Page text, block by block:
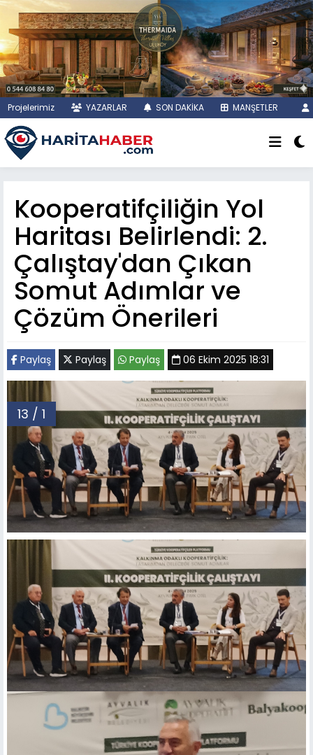
Projelerimiz YAZARLAR SON DAKİKA MANŞETLER
Kooperatifçiliğin Yol
Haritası Belirlendi: 2.
Çalıştay'dan Çıkan
Somut Adımlar ve
Çözüm Önerileri
Paylaş Paylaş Paylaş 06 Ekim 2025 18:31
13 / 1